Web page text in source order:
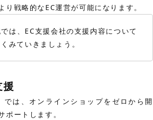
り戦略的なEC運営が可能になります。
は、EC支援会社の支援内容について
みていきましょう。
援
では、オンラインショップをゼロから開
ポートします。